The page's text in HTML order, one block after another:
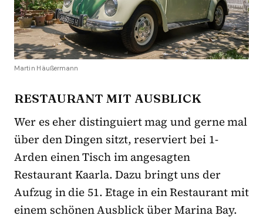
Martin Häußermann
RESTAURANT MIT AUSBLICK
Wer es eher distinguiert mag und gerne mal
über den Dingen sitzt, reserviert bei 1-
Arden einen Tisch im angesagten
Restaurant Kaarla. Dazu bringt uns der
Aufzug in die 51. Etage in ein Restaurant mit
einem schönen Ausblick über Marina Bay.